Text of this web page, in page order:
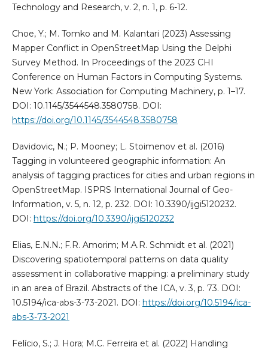
Technology and Research, v. 2, n. 1, p. 6-12.
Choe, Y.; M. Tomko and M. Kalantari (2023) Assessing
Mapper Conflict in OpenStreetMap Using the Delphi
Survey Method. In Proceedings of the 2023 CHI
Conference on Human Factors in Computing Systems.
New York: Association for Computing Machinery, p. 1–17.
DOI: 10.1145/3544548.3580758. DOI:
https://doi.org/10.1145/3544548.3580758
Davidovic, N.; P. Mooney; L. Stoimenov et al. (2016)
Tagging in volunteered geographic information: An
analysis of tagging practices for cities and urban regions in
OpenStreetMap. ISPRS International Journal of Geo-
Information, v. 5, n. 12, p. 232. DOI: 10.3390/ijgi5120232.
DOI: https://doi.org/10.3390/ijgi5120232
Elias, E.N.N.; F.R. Amorim; M.A.R. Schmidt et al. (2021)
Discovering spatiotemporal patterns on data quality
assessment in collaborative mapping: a preliminary study
in an area of Brazil. Abstracts of the ICA, v. 3, p. 73. DOI:
10.5194/ica-abs-3-73-2021. DOI: https://doi.org/10.5194/ica-
abs-3-73-2021
Felício, S.; J. Hora; M.C. Ferreira et al. (2022) Handling